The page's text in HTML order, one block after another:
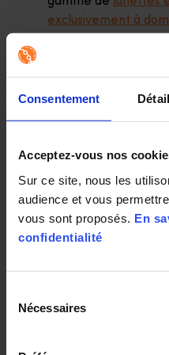
Consentement
Acceptez-vous nos
Sur ce site, nous les
audience et vous
vous sont proposés. En
confidentialité
Nécessaires
exclusivement à
Découvrez plus en détail
et fiable aux personnes
ADN et nous menons ce